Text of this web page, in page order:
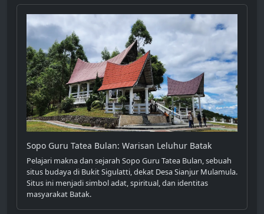
Sopo Guru Tatea Bulan: Warisan Leluhur Batak
Pelajari makna dan sejarah Sopo Guru Tatea Bulan, sebuah
situs budaya di Bukit Sigulatti, dekat Desa Sianjur Mulamula.
Situs ini menjadi simbol adat, spiritual, dan identitas
masyarakat Batak.